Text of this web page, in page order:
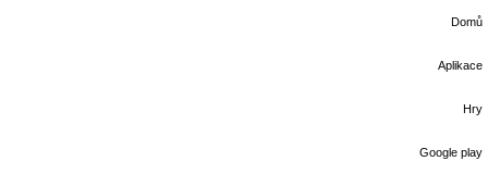
Domů
Aplikace
Hry
Google play